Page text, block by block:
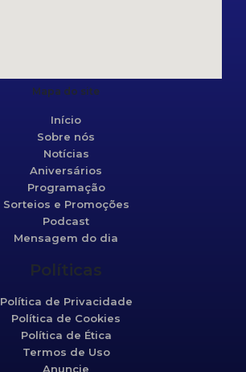
Mapa do site
Início
Sobre nós
Notícias
Aniversários
Programação
Sorteios e Promoções
Podcast
Mensagem do dia
Políticas
Política de Privacidade
Política de Cookies
Política de Ética
Termos de Uso
Anuncie